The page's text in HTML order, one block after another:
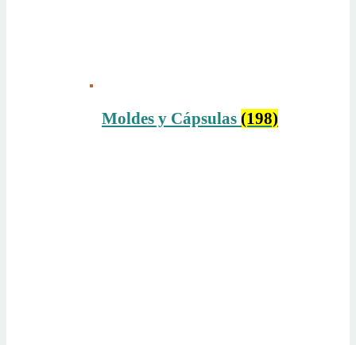
Moldes y Cápsulas (198)